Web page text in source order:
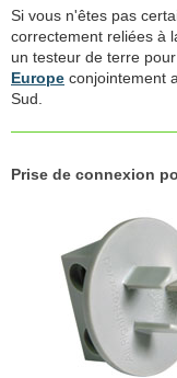
Si vous n'êtes pas
correctement reliées à
un testeur de terre
Europe conjointement
Sud.
Prise de connexion